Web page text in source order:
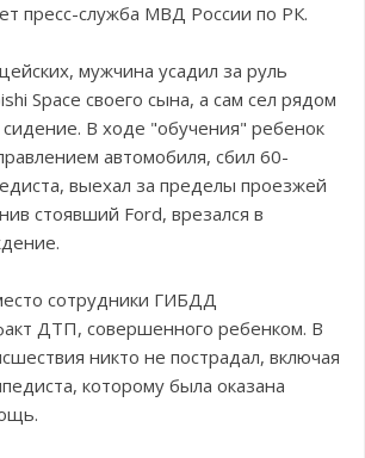
пресс-служба МВД России по РК.
мужчина усадил за руль
Space своего сына, а сам сел рядом
сидение. В ходе "обучения" ребенок
автомобиля, сбил 60-
выехал за пределы проезжей
стоявший Ford, врезался в
сотрудники ГИБДД
ДТП, совершенного ребенком. В
никто не пострадал, включая
которому была оказана